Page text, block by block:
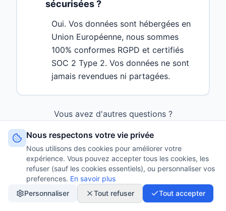
sécurisées ?
Oui. Vos données sont hébergées en
Union Européenne, nous sommes
100% conformes RGPD et certifiés
SOC 2 Type 2. Vos données ne sont
jamais revendues ni partagées.
Vous avez d'autres questions ?
Contactez-nous
MaSubventionPro
Nous respectons votre vie privée
Nous utilisons des cookies pour améliorer votre
expérience. Vous pouvez accepter tous les cookies, les
refuser (sauf les cookies essentiels), ou personnaliser vos
preferences. En savoir plus
Personnaliser
Tout refuser Tout accepter